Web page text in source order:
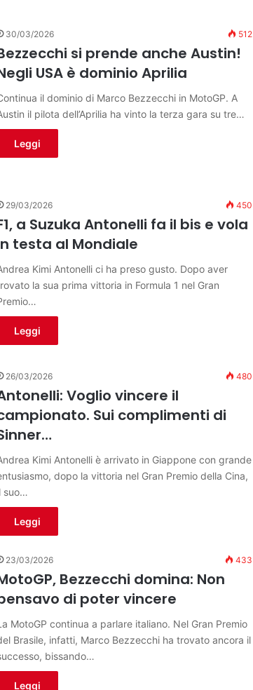
30/03/2026 512
si prende anche Austin!
USA è dominio Aprilia
il dominio di Marco Bezzecchi in MotoGP. A
il pilota dell’Aprilia ha vinto la terza gara su tre…
Leggi
29/03/2026 450
a Suzuka Antonelli fa il bis e vola
testa al Mondiale
Kimi Antonelli ci ha preso gusto. Dopo aver
la sua prima vittoria in Formula 1 nel Gran
Leggi
26/03/2026 480
Voglio vincere il
Sui complimenti di
Kimi Antonelli è arrivato in Giappone con grande
dopo la vittoria nel Gran Premio della Cina,
suo…
Leggi
23/03/2026 433
Bezzecchi domina: Non
di poter vincere
MotoGP continua a parlare italiano. Nel Gran Premio
Brasile, infatti, Marco Bezzecchi ha trovato ancora il
bissando…
Leggi